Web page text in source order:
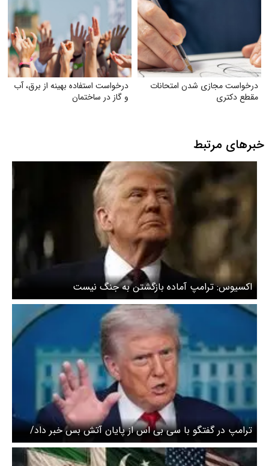
درخواست مجازی شدن امتحانات
مقطع دکتری
درخواست استفاده بهینه از برق، آب
و گاز در ساختمان
خبرهای مرتبط
اکسیوس: ترامپ آماده بازگشتن به جنگ نیست
ترامپ در گفتگو با سی بی اس از پایان آتش بس خبر داد/
توافق نزدیک است ؟